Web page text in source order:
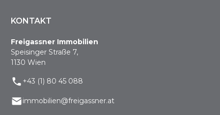
KONTAKT
Freigassner Immobilien
Speisinger Straße 7,
1130 Wien
+43 (1) 80 45 088
immobilien@freigassner.at